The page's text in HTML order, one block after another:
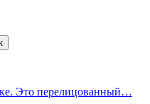
Это перелицованный…